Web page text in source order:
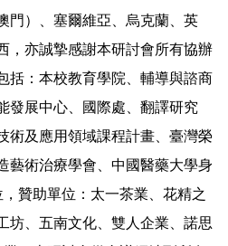
門）、塞爾維亞、烏克蘭、英
，亦誠摯感謝本研討會所有協辦
括：本校教育學院、輔導與諮商
發展中心、國際處、翻譯研究
術及應用領域課程計畫、臺灣榮
藝術治療學會、中國醫藥大學身
贊助單位：太一茶業、花精之
坊、五南文化、雙人企業、諾思